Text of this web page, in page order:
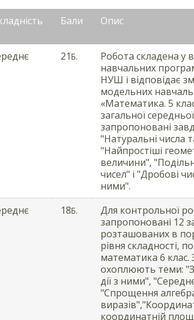
Бали Опис
21Б.
Робота складена у
навчальних
НУШ і відповідає
модельних
«Математика. 5
загальної
запропоновані
"Натуральні числа
"Найпростіші
величини",
чисел" і "Дробові
ними".
18Б.
Для контрольної
запропоновані 12
розташованих в
рівня складності,
математика 6 клас.
охоплюють теми:
дії з ними",
"Спрощення
координатній